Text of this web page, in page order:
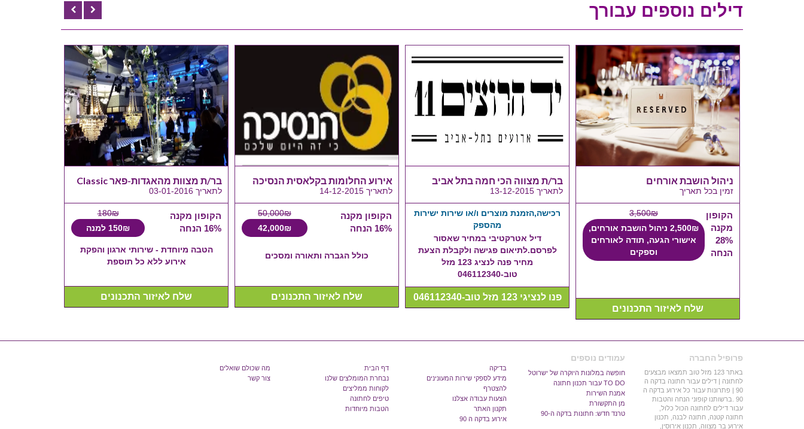
דילים נוספים עבורך
ניהול הושבת אורחים
זמין בכל תאריך
הקופון
מקנה
28%
הנחה
3,500₪
2,500₪ ניהול הושבת אורחים,
אישורי הגעה, תודה לאורחים
וספקים
שלח לאיזור התכנונים
בר/ת מצווה הכי חמה בתל אביב
לתאריך 13-12-2015
רכישה,הזמנת מוצרים ו/או שירות ישירות
מהספק
דיל אטרקטיבי במחיר שאסור
לפרסם.לתיאום פגישה ולקבלת הצעת
מחיר פנה לנציג 123 מזל
טוב-046112340
פנו לנציגי 123 מזל טוב-046112340
אירוע החלומות בקלאסית הנסיכה
לתאריך 14-12-2015
הקופון מקנה
16% הנחה
50,000₪
42,000₪
כולל הגברה ותאורה ומסכים
שלח לאיזור התכנונים
בר/ת מצוות מהאגדות-פאר Classic
לתאריך 03-01-2016
הקופון מקנה
16% הנחה
180₪
150₪ למנה
הטבה מיוחדת - שירותי ארגון והפקת
אירוע ללא כל תוספת
שלח לאיזור התכנונים
פרופיל החברה
באתר 123 מזל טוב תמצאו מבצעים
לחתונה | דילים עבור חתונה בדקה ה
90 | פתרונות עבור כל אירוע בדקה ה
90 .ברשותנו קופוני הנחה והטבות
עבור דילים לחתונה הכול כלול,
חתונה קטנה, חתונה לבנה, תכנון
אירוע בר מצווה, תכנון אירוסין,
עמודים נוספים
חופשה במלונות היוקרה של ישרוטל
TO DO עבור תכנון חתונה
אמנת השירות
מן התקשורת
טרנד חדש: חתונות בדקה ה-90
בדיקה
מידע לספקי שירות המעונינים
להצטרף
הצעות עבודה אצלנו
תקנון האתר
אירוע בדקה ה 90
דף הבית
נבחרת המומלצים שלנו
לקוחות ממליצים
טיפים לחתונה
הטבות מיוחדות
מה שכולם שואלים
צור קשר